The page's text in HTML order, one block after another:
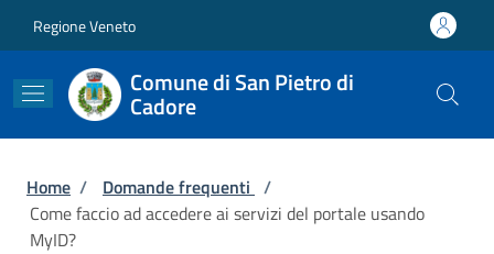
Regione Veneto
Comune di San Pietro di
Cadore
Briciole di pane
Home / Domande frequenti /
Come faccio ad accedere ai servizi del portale usando
MyID?